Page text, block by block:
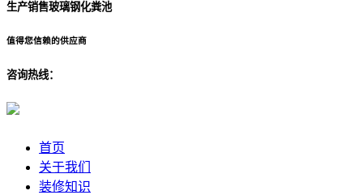
生产销售玻璃钢化粪池
值得您信赖的供应商
咨询热线：
首页
关于我们
装修知识